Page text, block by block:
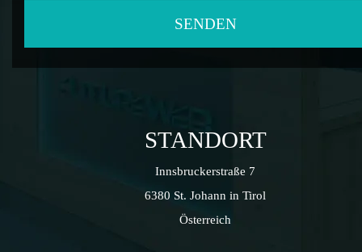
STANDORT
Innsbruckerstraße 7
6380 St. Johann in Tirol
Österreich